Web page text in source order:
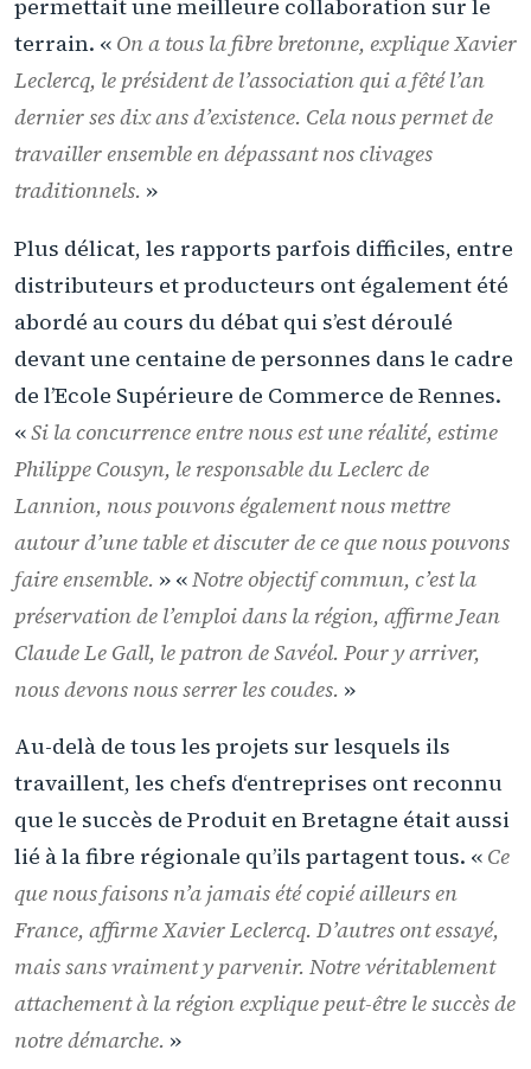
permettait une meilleure collaboration sur le
terrain. « On a tous la fibre bretonne, explique Xavier
Leclercq, le président de l’association qui a fêté l’an
dernier ses dix ans d’existence. Cela nous permet de
travailler ensemble en dépassant nos clivages
traditionnels. »
Plus délicat, les rapports parfois difficiles, entre
distributeurs et producteurs ont également été
abordé au cours du débat qui s’est déroulé
devant une centaine de personnes dans le cadre
de l’Ecole Supérieure de Commerce de Rennes.
«Si la concurrence entre nous est une réalité, estime
Philippe Cousyn, le responsable du Leclerc de
Lannion, nous pouvons également nous mettre
autour d’une table et discuter de ce que nous pouvons
faire ensemble. » «Notre objectif commun, c’est la
préservation de l’emploi dans la région, affirme Jean
Claude Le Gall, le patron de Savéol. Pour y arriver,
nous devons nous serrer les coudes. »
Au-delà de tous les projets sur lesquels ils
travaillent, les chefs d‘entreprises ont reconnu
que le succès de Produit en Bretagne était aussi
lié à la fibre régionale qu’ils partagent tous. « Ce
que nous faisons n’a jamais été copié ailleurs en
France, affirme Xavier Leclercq. D’autres ont essayé,
mais sans vraiment y parvenir. Notre véritablement
attachement à la région explique peut-être le succès de
notre démarche. »